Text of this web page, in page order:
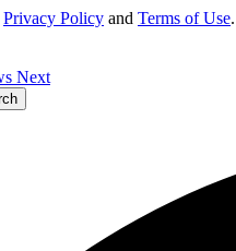
Privacy Policy and Terms of Use.